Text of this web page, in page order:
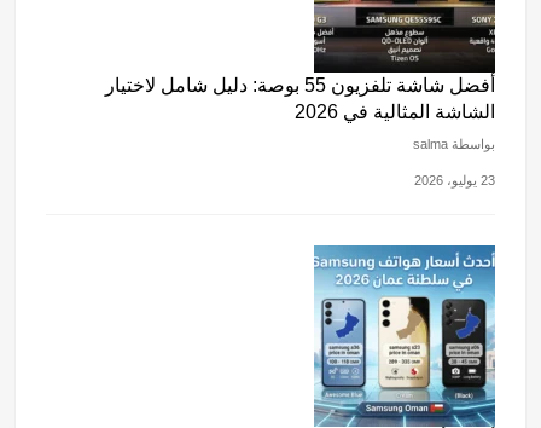
أفضل شاشة تلفزيون 55 بوصة: دليل شامل لاختيار
الشاشة المثالية في 2026
بواسطة salma
23 يوليو، 2026